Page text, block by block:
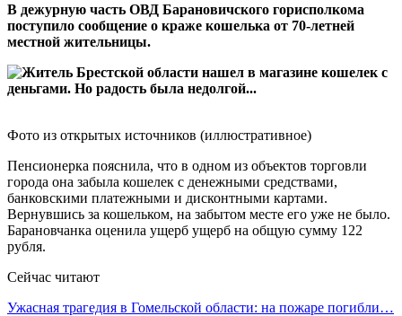
В дежурную часть ОВД Барановичского горисполкома
поступило сообщение о краже кошелька от 70-летней
местной жительницы.
Фото из открытых источников (иллюстративное)
Пенсионерка пояснила, что в одном из объектов торговли
города она забыла кошелек с денежными средствами,
банковскими платежными и дисконтными картами.
Вернувшись за кошельком, на забытом месте его уже не было.
Барановчанка оценила ущерб ущерб на общую сумму 122
рубля.
Сейчас читают
Ужасная трагедия в Гомельской области: на пожаре погибли…